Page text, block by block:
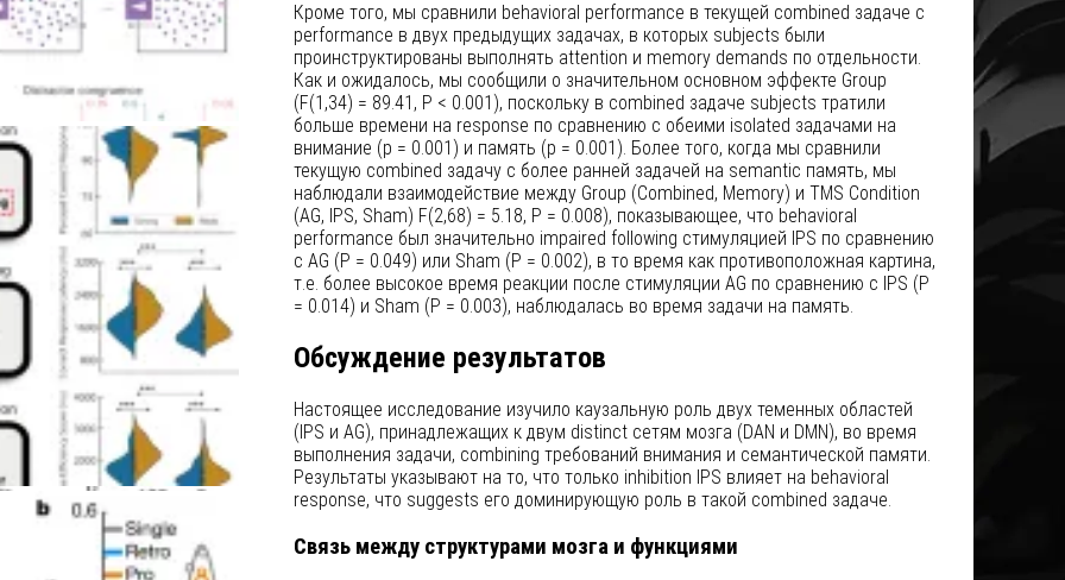
Кроме того, мы сравнили behavioral performance в текущей combined задаче с
performance в двух предыдущих задачах, в которых subjects были
проинструктированы выполнять attention и memory demands по отдельности.
Как и ожидалось, мы сообщили о значительном основном эффекте Group
(F(1,34) = 89.41, P < 0.001), поскольку в combined задаче subjects тратили
больше времени на response по сравнению с обеими isolated задачами на
внимание (p = 0.001) и память (p = 0.001). Более того, когда мы сравнили
текущую combined задачу с более ранней задачей на semantic память, мы
наблюдали взаимодействие между Group (Combined, Memory) и TMS Condition
(AG, IPS, Sham) F(2,68) = 5.18, P = 0.008), показывающее, что behavioral
performance был значительно impaired following стимуляцией IPS по сравнению
с AG (P = 0.049) или Sham (P = 0.002), в то время как противоположная картина,
т.е. более высокое время реакции после стимуляции AG по сравнению с IPS (P
= 0.014) и Sham (P = 0.003), наблюдалась во время задачи на память.
Обсуждение результатов
Настоящее исследование изучило каузальную роль двух теменных областей
(IPS и AG), принадлежащих к двум distinct сетям мозга (DAN и DMN), во время
выполнения задачи, combining требований внимания и семантической памяти.
Результаты указывают на то, что только inhibition IPS влияет на behavioral
response, что suggests его доминирующую роль в такой combined задаче.
Связь между структурами мозга и функциями